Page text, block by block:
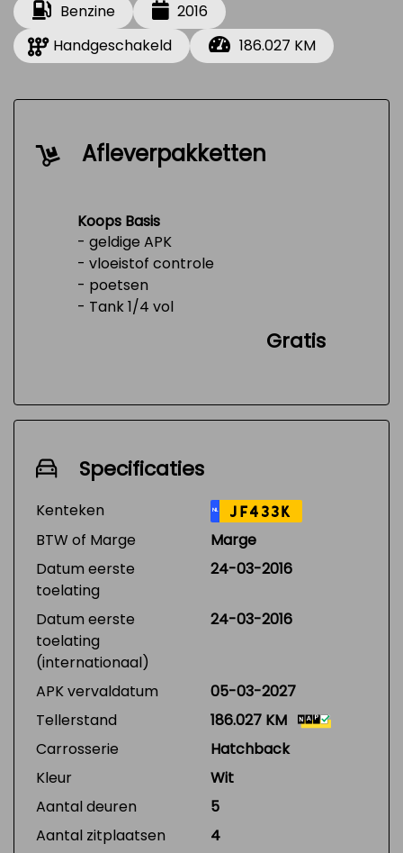
Benzine
2016
Handgeschakeld
186.027 KM
Afleverpakketten
Koops Basis
- geldige APK
- vloeistof controle
- poetsen
- Tank 1/4 vol
Gratis
Specificaties
Kenteken NL JF433K
BTW of Marge
Marge
Datum eerste
toelating
24-03-2016
Datum eerste
toelating
(internationaal)
24-03-2016
APK vervaldatum
05-03-2027
Tellerstand
186.027 KM
Carrosserie
Hatchback
Kleur
Wit
Aantal deuren
5
Aantal zitplaatsen
4